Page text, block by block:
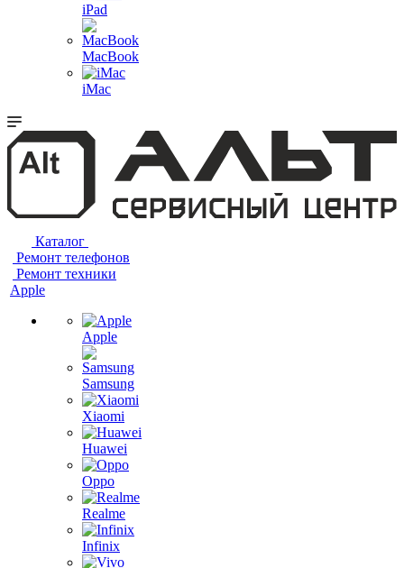
iPad
MacBook
iMac
Каталог
Ремонт телефонов
Ремонт техники
Apple
Apple
Samsung
Xiaomi
Huawei
Oppo
Realme
Infinix